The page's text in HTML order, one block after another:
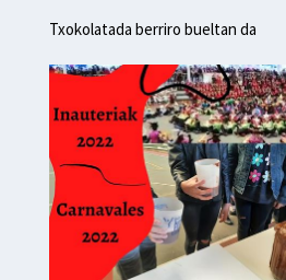
Txokolatada berriro bueltan da